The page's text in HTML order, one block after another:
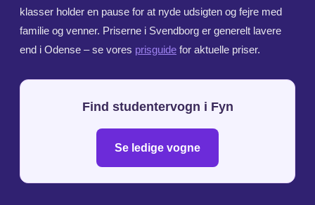
klasser holder en pause for at nyde udsigten og fejre med
familie og venner. Priserne i Svendborg er generelt lavere
end i Odense – se vores prisguide for aktuelle priser.
Find studentervogn i Fyn
Se ledige vogne